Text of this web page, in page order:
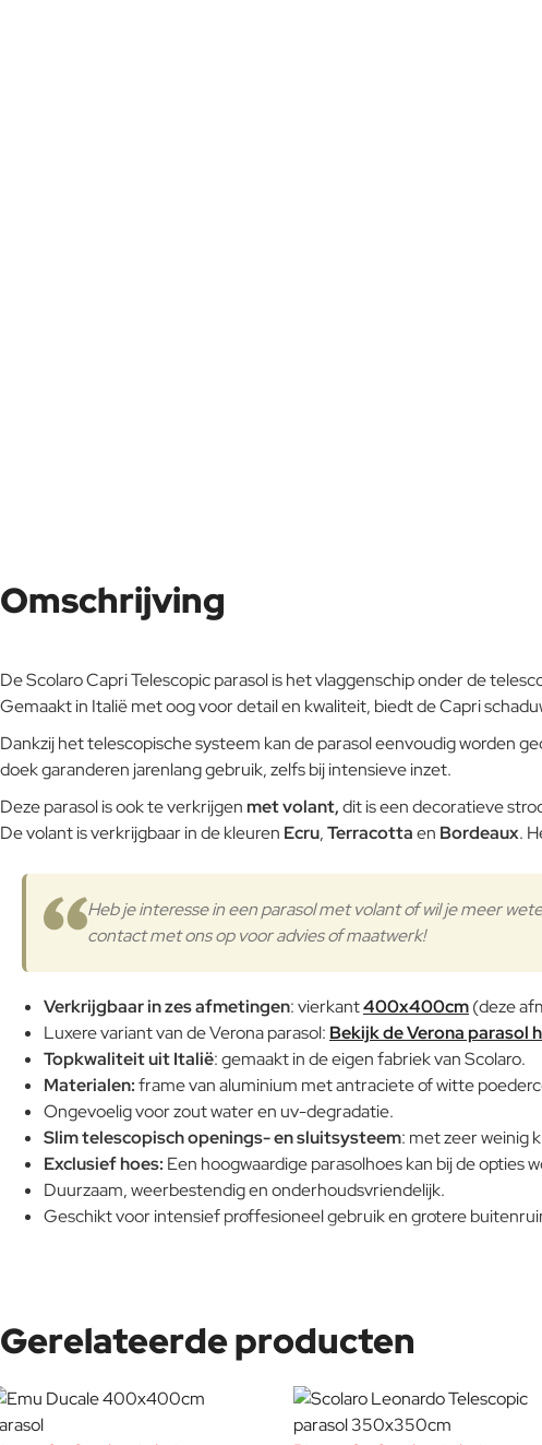
Omschrijving
De Scolaro Capri Telescopic parasol is het vlaggenschip onder de
Gemaakt in Italië met oog voor detail en kwaliteit, biedt de Capri
Dankzij het telescopische systeem kan de parasol eenvoudig worden
doek garanderen jarenlang gebruik, zelfs bij intensieve inzet.
Deze parasol is ook te verkrijgen met volant,dit is een decoratieve
De volant is verkrijgbaar in de kleuren Ecru,Terracottaen Bordeaux.
Heb je interesse in een parasol met volant of wil je meer
contact met ons op voor advies of maatwerk!
Verkrijgbaar in zes afmetingen: vierkant400x400cm(deze
Luxere variant van de Verona parasol: Bekijk de Verona parasol
Topkwaliteit uit Italië: gemaakt in de eigen fabriek van Scolaro.
Materialen:frame van aluminium met antraciete of witte
Ongevoelig voor zout water en uv-degradatie.
Slim telescopisch openings- en sluitsysteem: met zeer weinig
Exclusief hoes: Een hoogwaardige parasolhoes kan bij de opties
Duurzaam, weerbestendig en onderhoudsvriendelijk.
Geschikt voor intensief proffesioneel gebruik en grotere
. Vergeet daarom niet om in
De afmeting van 400x400cm zorgt voor royale beschutting
is de Capri parasol ideaal voor wie alleen genoegen neemt
levensduur.
Gerelateerde producten